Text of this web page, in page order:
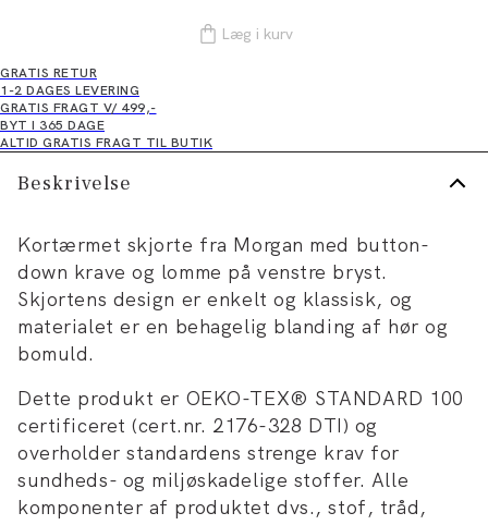
Læg i kurv
GRATIS RETUR
1-2 DAGES LEVERING
GRATIS FRAGT V/ 499,-
BYT I 365 DAGE
ALTID GRATIS FRAGT TIL BUTIK
Beskrivelse
Kortærmet skjorte fra Morgan med button-
down krave og lomme på venstre bryst.
Skjortens design er enkelt og klassisk, og
materialet er en behagelig blanding af hør og
bomuld.
Dette produkt er OEKO-TEX® STANDARD 100
certificeret (cert.nr. 2176-328 DTI) og
overholder standardens strenge krav for
sundheds- og miljøskadelige stoffer. Alle
komponenter af produktet dvs., stof, tråd,